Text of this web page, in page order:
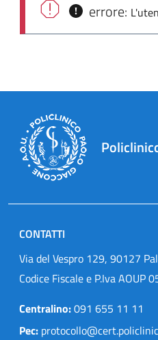
errore:
CONTATTI
Via del Vespro 129, 90127
Codice Fiscale e P.Iva AOUP
Centralino:091 655 11 11
Pec: